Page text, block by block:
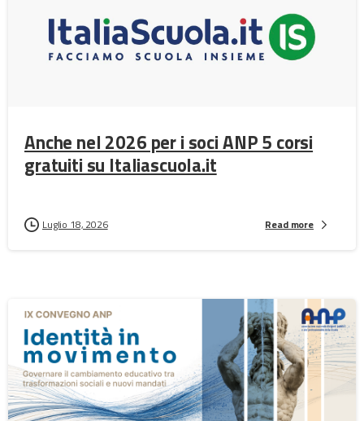
Anche nel 2026 per i soci ANP 5 corsi
gratuiti su Italiascuola.it
Luglio 18, 2026 Read more